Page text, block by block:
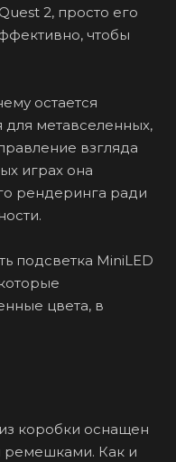
2, просто его
чтобы
остается
для метавселенных,
взгляда
играх она
рендеринга ради
подсветка MiniLED
цвета, в
коробки оснащен
Как и